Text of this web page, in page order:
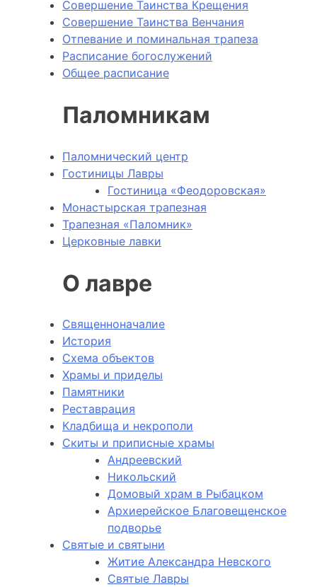
Совершение Таинства Крещения
Совершение Таинства Венчания
Отпевание и поминальная трапеза
Расписание богослужений
Общее расписание
Паломникам
Паломнический центр
Гостиницы Лавры
Гостиница «Феодоровская»
Монастырская трапезная
Трапезная «Паломник»
Церковные лавки
О лавре
Священноначалие
История
Схема объектов
Храмы и приделы
Памятники
Реставрация
Кладбища и некрополи
Скиты и приписные храмы
Андреевский
Никольский
Домовый храм в Рыбацком
Архиерейское Благовещенское
подворье
Святые и святыни
Житие Александра Невского
Святые Лавры